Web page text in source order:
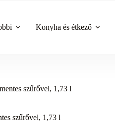
Konyha és étkező
szűrővel, 1,73 l
szűrővel, 1,73 l